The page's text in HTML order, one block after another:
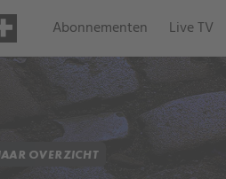
Abonnementen Live TV
OVERZICHT